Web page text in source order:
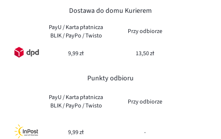
Dostawa do domu Kurierem
PayU / Karta płatnicza
BLIK / PayPo / Twisto
Przy odbiorze
9,99 zł 13,50 zł
Punkty odbioru
PayU / Karta płatnicza
BLIK / PayPo / Twisto
Przy odbiorze
9,99 zł -